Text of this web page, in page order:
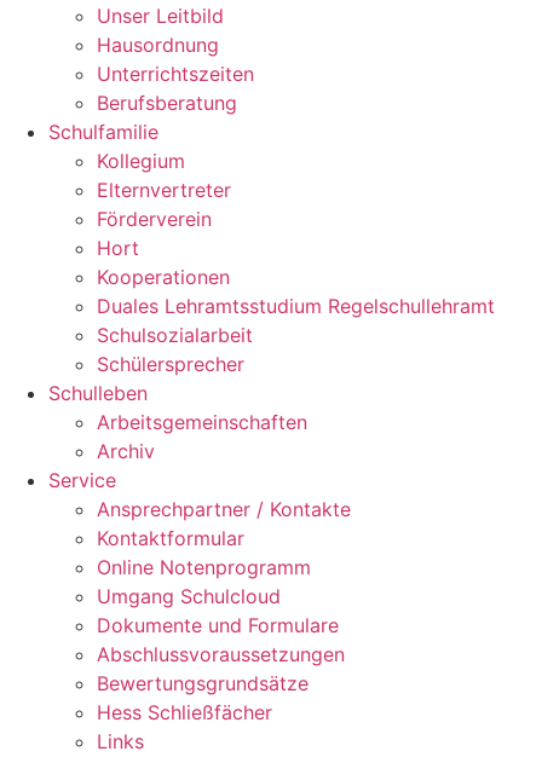
Unser Leitbild
Hausordnung
Unterrichtszeiten
Berufsberatung
Schulfamilie
Kollegium
Elternvertreter
Förderverein
Hort
Kooperationen
Duales Lehramtsstudium Regelschullehramt
Schulsozialarbeit
Schülersprecher
Schulleben
Arbeitsgemeinschaften
Archiv
Service
Ansprechpartner / Kontakte
Kontaktformular
Online Notenprogramm
Umgang Schulcloud
Dokumente und Formulare
Abschlussvoraussetzungen
Bewertungsgrundsätze
Hess Schließfächer
Links